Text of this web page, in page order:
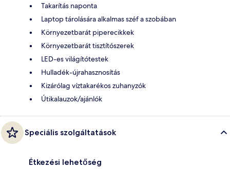
Takarítás naponta
Laptop tárolására alkalmas széf a szobában
Környezetbarát piperecikkek
Környezetbarát tisztítószerek
LED-es világítótestek
Hulladék-újrahasznosítás
Kizárólag víztakarékos zuhanyzók
Útikalauzok/ajánlók
Speciális szolgáltatások
Étkezési lehetőség